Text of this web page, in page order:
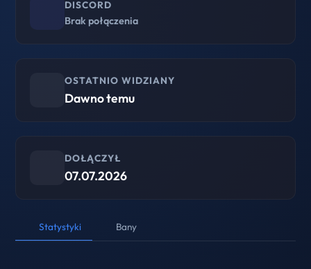
DISCORD
Brak połączenia
OSTATNIO WIDZIANY
Dawno temu
DOŁĄCZYŁ
07.07.2026
Statystyki Bany